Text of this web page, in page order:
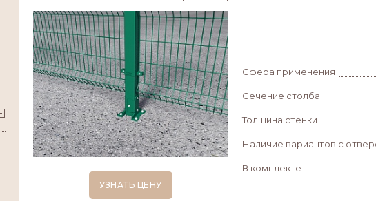
УЗНАТЬ ЦЕНУ
Сфера применения
Сечение столба
Толщина стенки
Наличие вариантов с
В комплекте